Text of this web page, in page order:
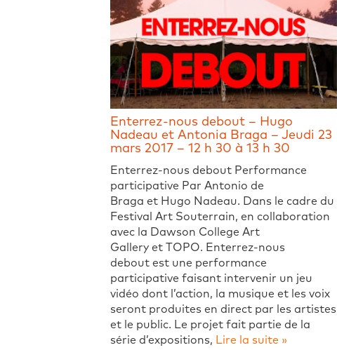
Enterrez-nous debout – Hugo
Nadeau et Antonia Braga – Jeudi 23
mars 2017 – 12 h 30 à 13 h 30
Enterrez-nous debout Performance
participative Par Antonio de
Braga et Hugo Nadeau. Dans le cadre du
Festival Art Souterrain, en collaboration
avec la Dawson College Art
Gallery et TOPO. Enterrez-nous
debout est une performance
participative faisant intervenir un jeu
vidéo dont l’action, la musique et les voix
seront produites en direct par les artistes
et le public. Le projet fait partie de la
série d’expositions, Lire la suite »